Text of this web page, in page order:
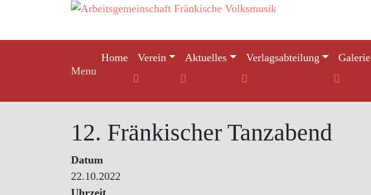
content
Menu
Home Verein Aktuelles Verlagsabteilung Galerie
12. Fränkischer Tanzabend
Datum
22.10.2022
Uhrzeit